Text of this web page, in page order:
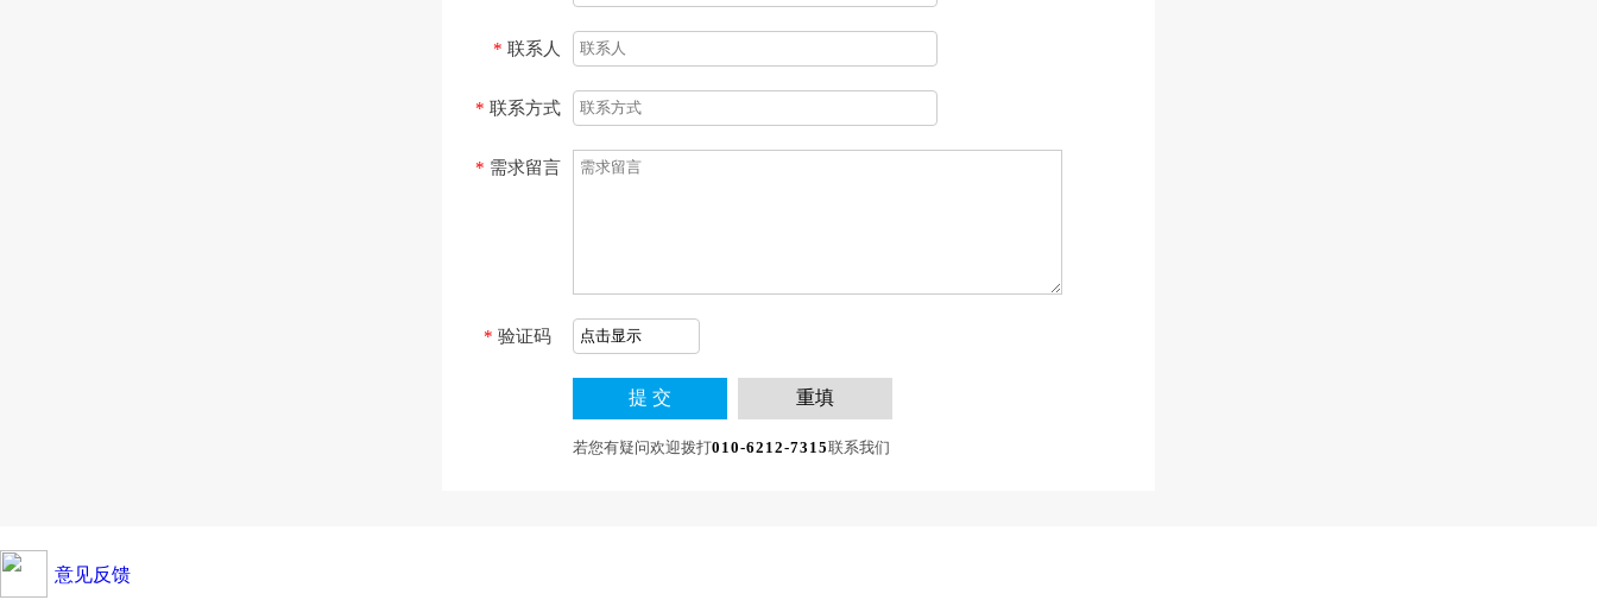
* 联系人
* 联系方式
* 需求留言
* 验证码
若您有疑问欢迎拨打010-6212-7315联系我们
意见反馈